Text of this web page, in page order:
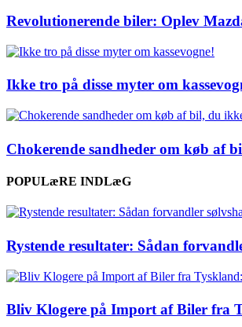
Revolutionerende biler: Oplev
Ikke tro på disse myter om
Chokerende sandheder om køb af
POPULæRE INDLæG
Rystende resultater: Sådan
Bliv Klogere på Import af Biler fra